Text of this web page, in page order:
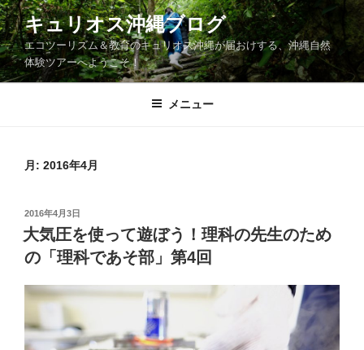
コ
ン
テ
ン
ツ
キュリオス沖縄ブログ
エコツーリズム＆教育のキュリオス沖縄が届おけする、沖縄自然
体験ツアーへようこそ！
メニュー
月: 2016年4月
投
稿
日:
2016年4月3日
大気圧を使って遊ぼう！理科の先生のため
の「理科であそ部」第4回